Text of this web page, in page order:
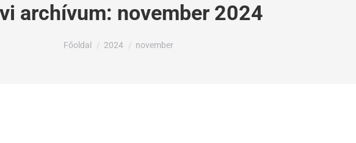
archívum: november 2024
Ön itt van:
Főoldal 2024 november